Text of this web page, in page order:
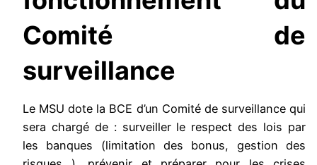
Comité de
surveillance
Le MSU dote la BCE d’un Comité de surveillance qui
sera chargé de : surveiller le respect des lois par
les banques (limitation des bonus, gestion des